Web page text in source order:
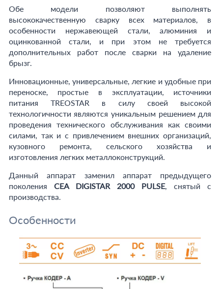
Обе модели позволяют выполнять
высококачественную сварку всех материалов, в
особенности нержавеющей стали, алюминия и
оцинкованной стали, и при этом не требуется
дополнительных работ после сварки на удаление
брызг.
Инновационные, универсальные, легкие и удобные при
переноске, простые в эксплуатации, источники
питания TREOSTAR в силу своей высокой
технологичности являются уникальным решением для
проведения технического обслуживания как своими
силами, так и с привлечением внешних организаций,
кузовного ремонта, сельского хозяйства и
изготовления легких металлоконструкций.
Данный аппарат заменил аппарат предыдущего
поколения CEA DIGISTAR 2000 PULSE, снятый с
производства.
Особенности